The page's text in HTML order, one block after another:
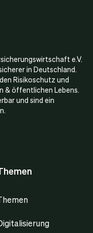
e.V.
in Deutschland.
Risikoschutz und
& öffentlichen Lebens.
und sind ein